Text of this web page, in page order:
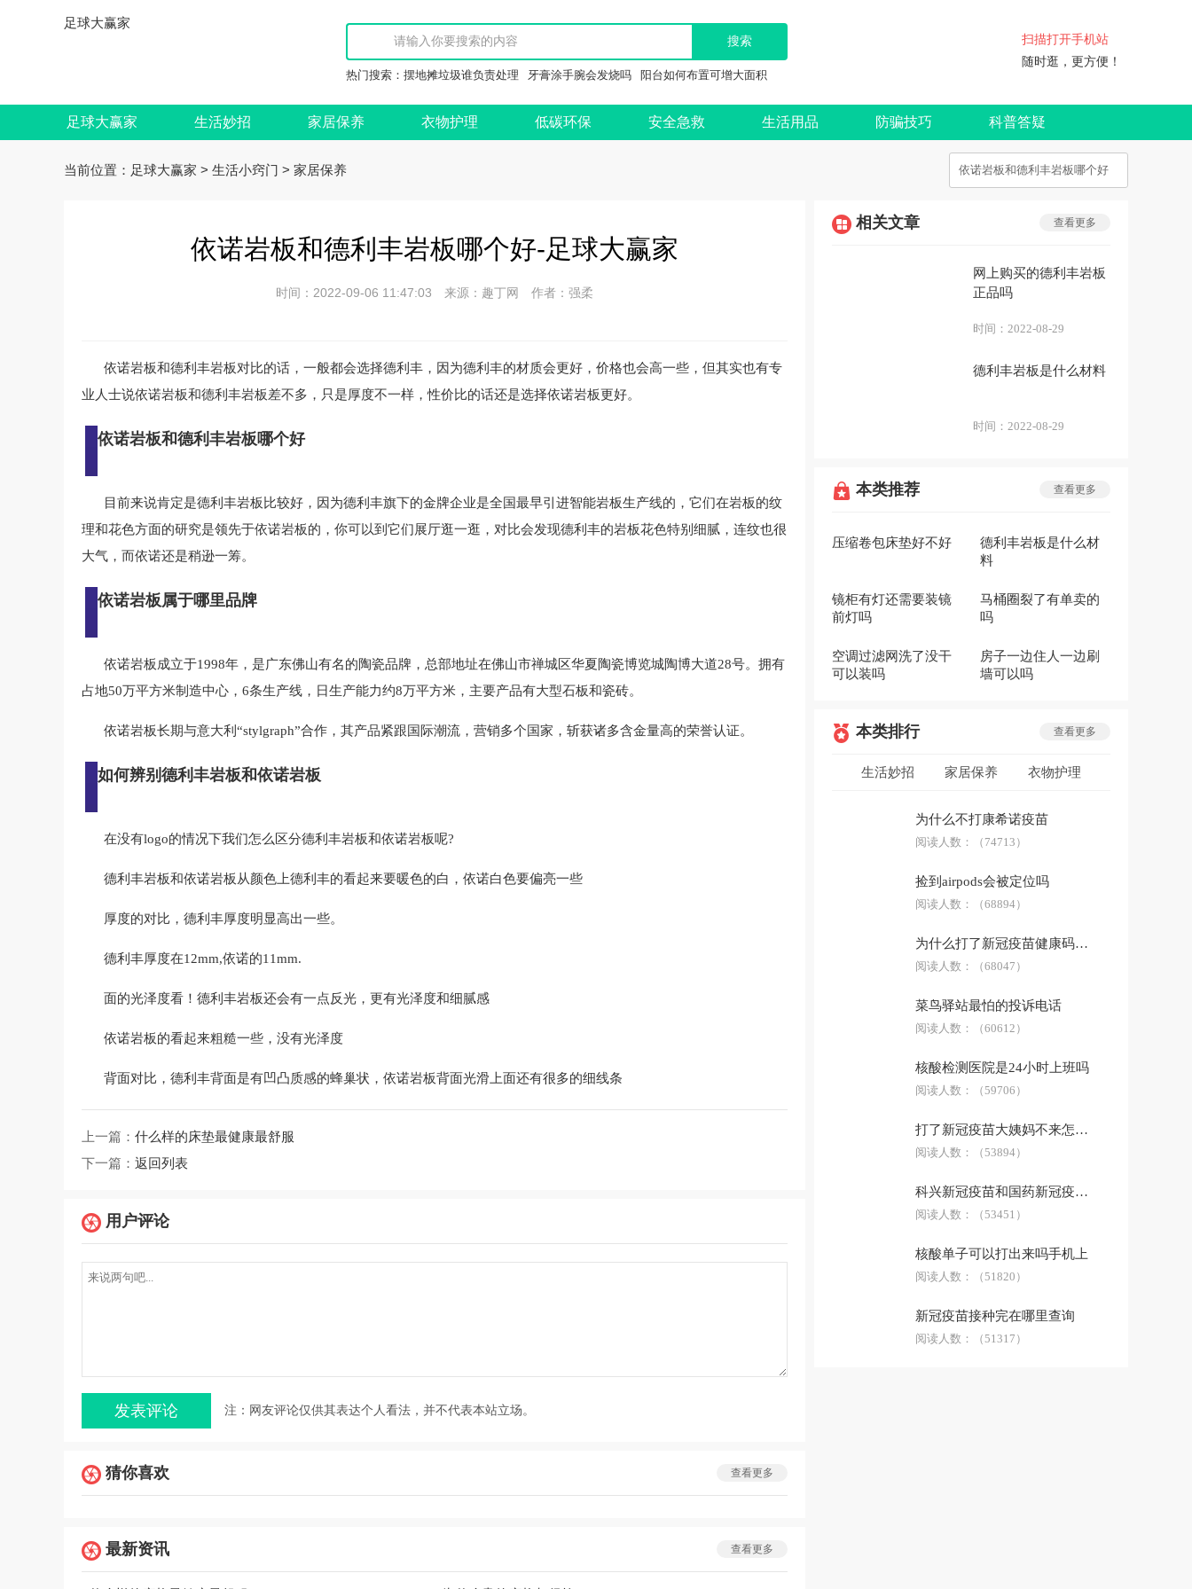
足球大赢家
热门搜索： 摆地摊垃圾谁负责处理 牙膏涂手腕会发烧吗 阳台如何布置可增大面积
扫描打开手机站
随时逛，更方便！
足球大赢家 生活妙招 家居保养 衣物护理 低碳环保 安全急救 生活用品 防骗技巧 科普答疑
当前位置： 足球大赢家 > 生活小窍门 > 家居保养
依诺岩板和德利丰岩板哪个好-足球大赢家
时间：2022-09-06 11:47:03 来源：趣丁网 作者：强柔
依诺岩板和德利丰岩板对比的话，一般都会选择德利丰，因为德利丰的材质会更好，价格也会高一些，但其实也有专
业人士说依诺岩板和德利丰岩板差不多，只是厚度不一样，性价比的话还是选择依诺岩板更好。
依诺岩板和德利丰岩板哪个好
目前来说肯定是德利丰岩板比较好，因为德利丰旗下的金牌企业是全国最早引进智能岩板生产线的，它们在岩板的纹
理和花色方面的研究是领先于依诺岩板的，你可以到它们展厅逛一逛，对比会发现德利丰的岩板花色特别细腻，连纹也很
大气，而依诺还是稍逊一筹。
依诺岩板属于哪里品牌
依诺岩板成立于1998年，是广东佛山有名的陶瓷品牌，总部地址在佛山市禅城区华夏陶瓷博览城陶博大道28号。拥有
占地50万平方米制造中心，6条生产线，日生产能力约8万平方米，主要产品有大型石板和瓷砖。
依诺岩板长期与意大利“stylgraph”合作，其产品紧跟国际潮流，营销多个国家，斩获诸多含金量高的荣誉认证。
如何辨别德利丰岩板和依诺岩板
在没有logo的情况下我们怎么区分德利丰岩板和依诺岩板呢?
德利丰岩板和依诺岩板从颜色上德利丰的看起来要暖色的白，依诺白色要偏亮一些
厚度的对比，德利丰厚度明显高出一些。
德利丰厚度在12mm,依诺的11mm.
面的光泽度看！德利丰岩板还会有一点反光，更有光泽度和细腻感
依诺岩板的看起来粗糙一些，没有光泽度
背面对比，德利丰背面是有凹凸质感的蜂巢状，依诺岩板背面光滑上面还有很多的细线条
上一篇： 什么样的床垫最健康最舒服
下一篇： 返回列表
用户评论
注：网友评论仅供其表达个人看法，并不代表本站立场。
猜你喜欢 查看更多
最新资讯 查看更多
相关文章 查看更多
网上购买的德利丰岩板
正品吗
时间： 2022-08-29
德利丰岩板是什么材料
时间： 2022-08-29
本类推荐 查看更多
压缩卷包床垫好不好
德利丰岩板是什么材
料
镜柜有灯还需要装镜
前灯吗
马桶圈裂了有单卖的
吗
空调过滤网洗了没干
可以装吗
房子一边住人一边刷
墙可以吗
本类排行 查看更多
生活妙招 家居保养 衣物护理
科普答疑
为什么不打康希诺疫苗
阅读人数： （74713）
捡到airpods会被定位吗
阅读人数： （68894）
为什么打了新冠疫苗健康码没有显示
阅读人数： （68047）
菜鸟驿站最怕的投诉电话
阅读人数： （60612）
核酸检测医院是24小时上班吗
阅读人数： （59706）
打了新冠疫苗大姨妈不来怎么办
阅读人数： （53894）
科兴新冠疫苗和国药新冠疫苗哪个好
阅读人数： （53451）
核酸单子可以打出来吗手机上
阅读人数： （51820）
新冠疫苗接种完在哪里查询
阅读人数： （51317）